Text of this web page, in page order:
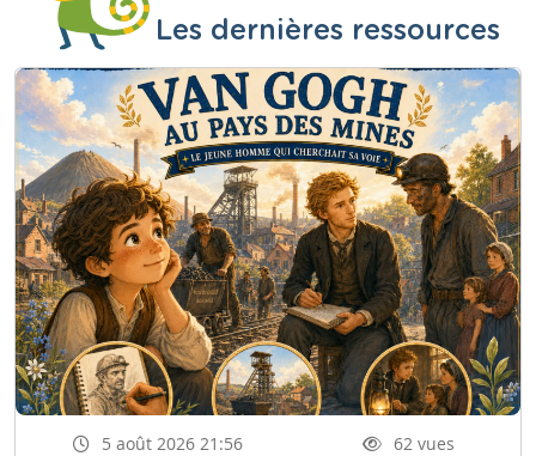
Les dernières ressources
5 août 2026 21:56 62 vues